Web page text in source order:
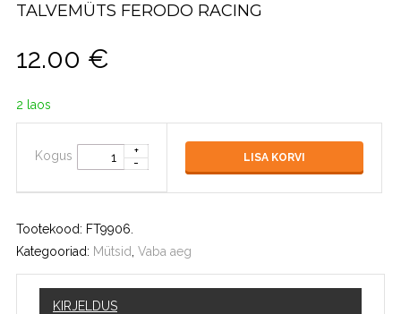
TALVEMÜTS FERODO RACING
12.00 €
2 laos
Kogus LISA KORVI
Tootekood: FT9906
Kategooriad: Mütsid Vaba aeg
KIRJELDUS